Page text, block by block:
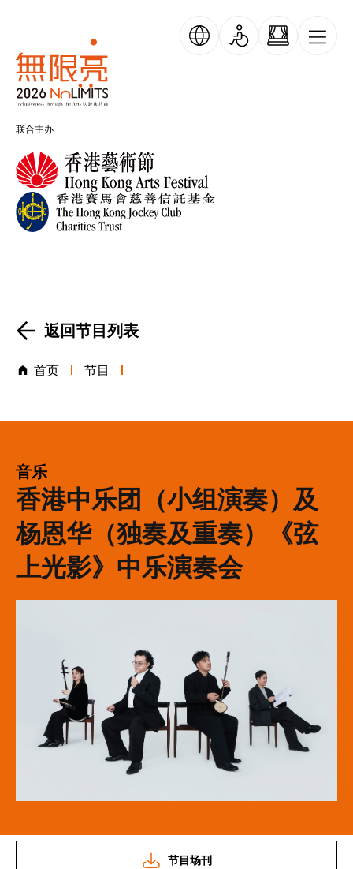
联合主办
返回节目列表
首页 节目
表演类别
音乐
香港中乐团（小组演奏）及
杨恩华（独奏及重奏）
《弦
上光影》中乐演奏会
节目场刊